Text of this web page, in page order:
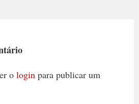
o loginpara publicar um